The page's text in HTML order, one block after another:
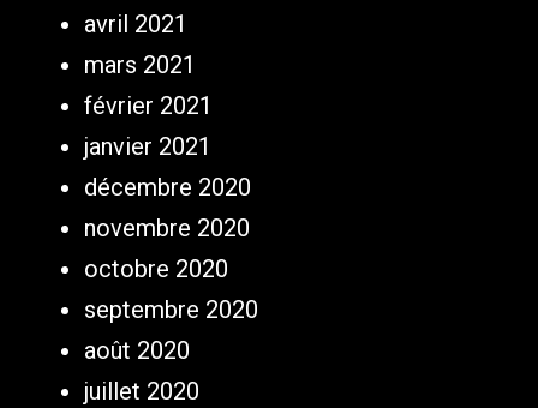
avril 2021
mars 2021
février 2021
janvier 2021
décembre 2020
novembre 2020
octobre 2020
septembre 2020
août 2020
juillet 2020